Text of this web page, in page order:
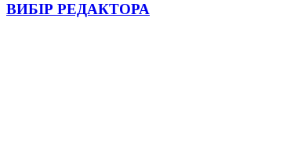
ВИБІР РЕДАКТОРА